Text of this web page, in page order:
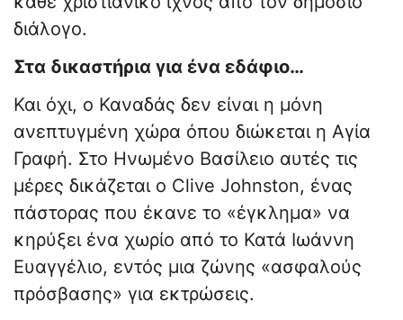
διάλογο.
Στα δικαστήρια για ένα εδάφιο…
Και όχι, ο Καναδάς δεν είναι η μόνη
ανεπτυγμένη χώρα όπου διώκεται η Αγία
Γραφή. Στο Ηνωμένο Βασίλειο αυτές τις
μέρες δικάζεται ο Clive Johnston, ένας
πάστορας που έκανε το «έγκλημα» να
κηρύξει ένα χωρίο από το Κατά Ιωάννη
Ευαγγέλιο, εντός μια ζώνης «ασφαλούς
πρόσβασης» για εκτρώσεις.